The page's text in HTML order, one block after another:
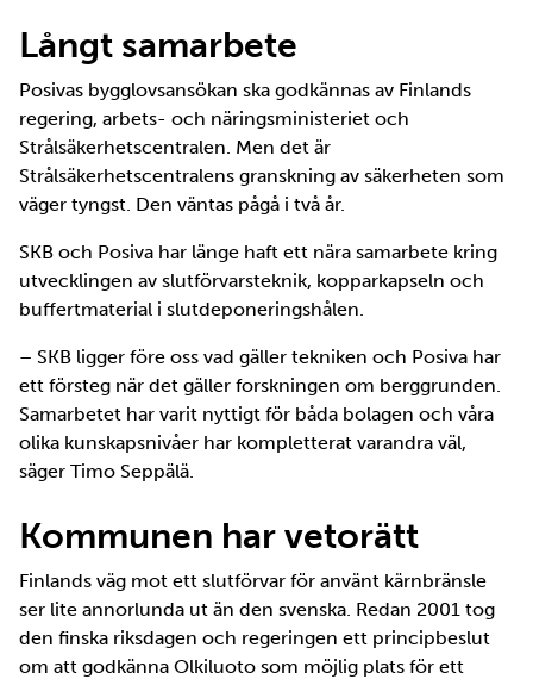
Långt samarbete
Posivas bygglovsansökan ska godkännas av Finlands
regering, arbets- och näringsministeriet och
Strålsäkerhetscentralen. Men det är
Strålsäkerhetscentralens granskning av säkerheten som
väger tyngst. Den väntas pågå i två år.
SKB och Posiva har länge haft ett nära samarbete kring
utvecklingen av slutförvarsteknik, kopparkapseln och
buffertmaterial i slutdeponeringshålen.
– SKB ligger före oss vad gäller tekniken och Posiva har
ett försteg när det gäller forskningen om berggrunden.
Samarbetet har varit nyttigt för båda bolagen och våra
olika kunskapsnivåer har kompletterat varandra väl,
säger Timo Seppälä.
Kommunen har vetorätt
Finlands väg mot ett slutförvar för använt kärnbränsle
ser lite annorlunda ut än den svenska. Redan 2001 tog
den finska riksdagen och regeringen ett principbeslut
om att godkänna Olkiluoto som möjlig plats för ett